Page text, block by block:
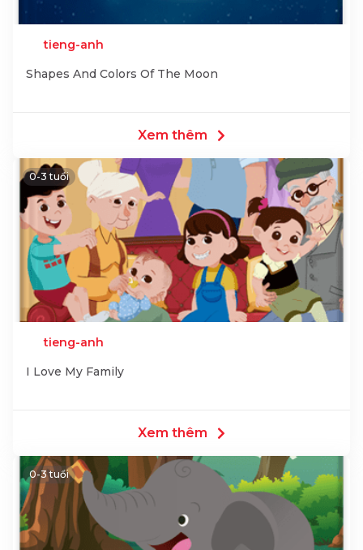
tieng-anh
Shapes And Colors Of The Moon
Xem thêm
0-3 tuổi
tieng-anh
I Love My Family
Xem thêm
0-3 tuổi